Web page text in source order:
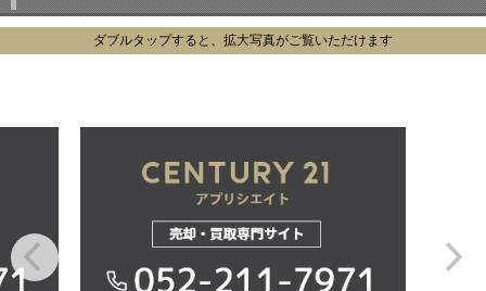
ダブルタップすると、拡大写真がご覧いただけます